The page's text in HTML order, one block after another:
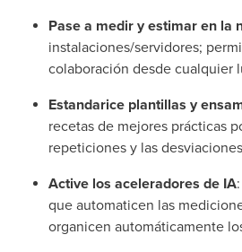
Pase a medir y estimar en la
instalaciones/servidores;
colaboración desde cualquier
Estandarice plantillas y
recetas de mejores prácticas
repeticiones y las
Active los aceleradores de IA
que automaticen las
organicen automáticamente